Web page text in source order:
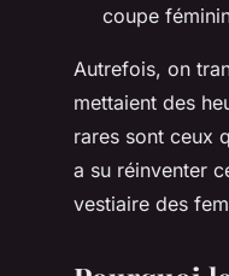
coupe
Autrefois, on
mettaient des
rares sont ceux
a su réinventer
vestiaire des